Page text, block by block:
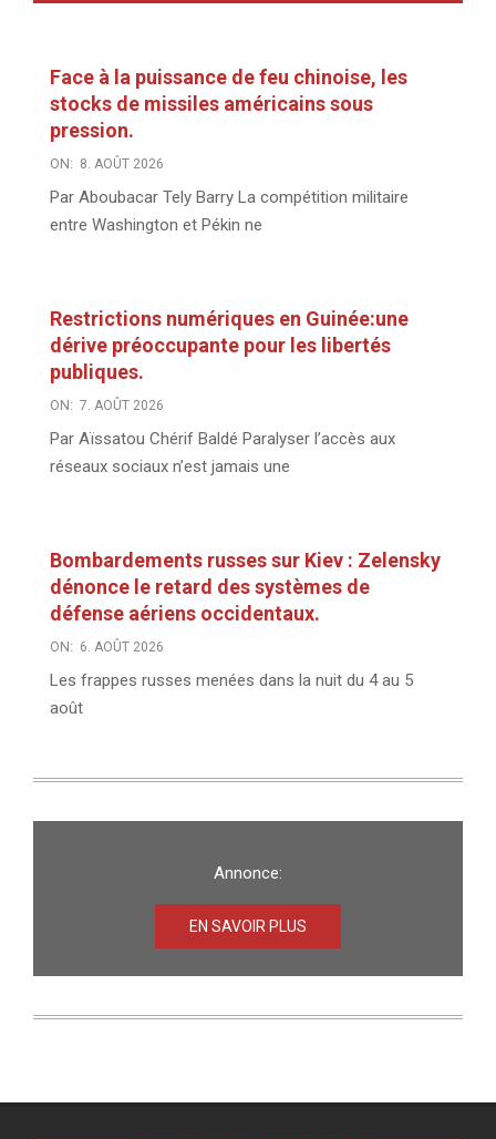
Face à la puissance de feu chinoise, les
stocks de missiles américains sous
pression.
ON: 8. AOÛT 2026
Par Aboubacar Tely Barry La compétition militaire
entre Washington et Pékin ne
Restrictions numériques en Guinée:une
dérive préoccupante pour les libertés
publiques.
ON: 7. AOÛT 2026
Par Aïssatou Chérif Baldé Paralyser l’accès aux
réseaux sociaux n’est jamais une
Bombardements russes sur Kiev : Zelensky
dénonce le retard des systèmes de
défense aériens occidentaux.
ON: 6. AOÛT 2026
Les frappes russes menées dans la nuit du 4 au 5
août
Annonce:
EN SAVOIR PLUS